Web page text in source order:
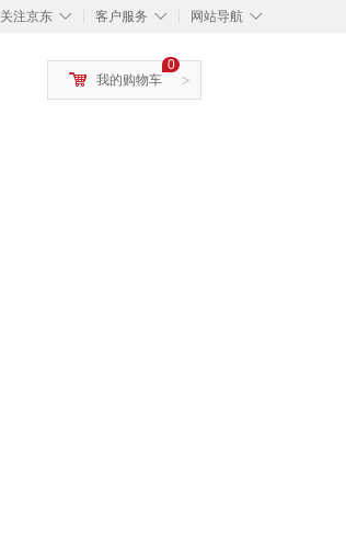
◇
关注京东 ◇
客户服务 ◇
网站导航
>
0
我的购物车